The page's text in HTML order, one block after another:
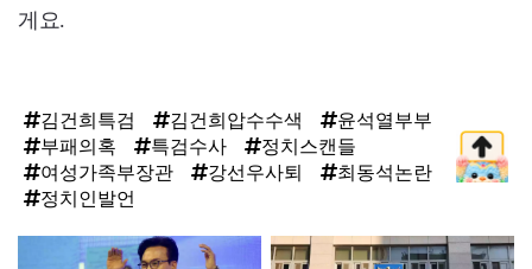
게요.
김건희특검 김건희압수수색
윤석열부부
부패의혹
특검수사
정치스캔들
여성가족부장관
강선우사퇴
최동석논란
정치인발언